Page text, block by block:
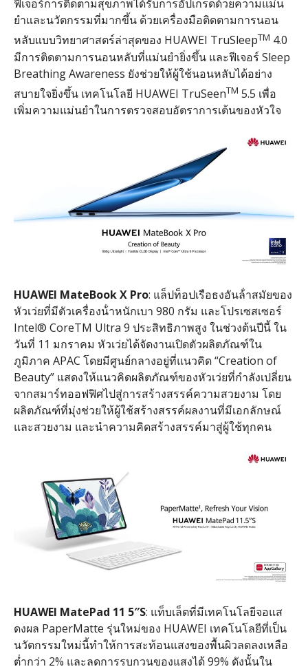
ฟีเจอร์การติดตามสุขภาพได้รับการอัปเกรดด้วยความแม่น
ยําและนวัตกรรมที่มากขึ้น ด้วยเครื่องมือติดตามการนอน
หลับแบบวิทยาศาสตร์ล่าสุดของ HUAWEI TruSleepTM 4.0
มีการติดตามการนอนหลับที่แม่นยํายิ่งขึ้น และฟีเจอร์ Sleep
Breathing Awareness ยังช่วยให้ผู้ใช้นอนหลับได้อย่าง
สบายใจยิ่งขึ้น เทคโนโลยี HUAWEI TruSeenTM 5.5 เพื่อ
เพิ่มความแม่นยําในการตรวจสอบอัตราการเต้นของหัวใจ
HUAWEI MateBook X Pro: แล็ปท็อปเรือธงอันล้ําสมัยของ
หัวเว่ยที่มีตัวเครื่องน้ําหนักเบา 980 กรัม และโปรเซสเซอร์
Intel® CoreTM Ultra 9 ประสิทธิภาพสูง ในช่วงต้นปีนี้ ใน
วันที่ 11 มกราคม หัวเว่ยได้จัดงานเปิดตัวผลิตภัณฑ์ใน
ภูมิภาค APAC โดยมีศูนย์กลางอยู่ที่แนวคิด“Creation of
Beauty” แสดงให้แนวคิดผลิตภัณฑ์ของหัวเว่ยที่กำลังเปลี่ยน
จากสมาร์ทออฟฟิศไปสู่การสร้างสรรค์ความสวยงาม โดย
ผลิตภัณฑ์ที่มุ่งช่วยให้ผู้ใช้สร้างสรรค์ผลงานที่มีเอกลักษณ์
และสวยงาม และนําความคิดสร้างสรรค์มาสู่ผู้ใช้ทุกคน
HUAWEI MatePad 11 5″S: แท็บเล็ตที่มีเทคโนโลยีจอแส
ดงผล PaperMatte รุ่นใหม่ของ HUAWEI เทคโนโลยีที่เป็น
นวัตกรรมใหม่นี้ทําให้การสะท้อนแสงของพื้นผิวลดลงเหลือ
ต่ำกว่า 2% และลดการรบกวนของแสงได้99% ดังนั้นใน